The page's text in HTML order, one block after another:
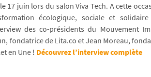
17 juin lors du salon Viva Tech. A cette
écologique, sociale et solidaire
des co-présidents du Mouvement
fondatrice de Lita.co et Jean Moreau,
en Une ! Découvrez l’interview complète